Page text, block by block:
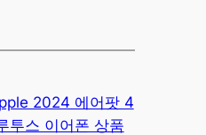
2024 에어팟 4
투스 이어폰 상품